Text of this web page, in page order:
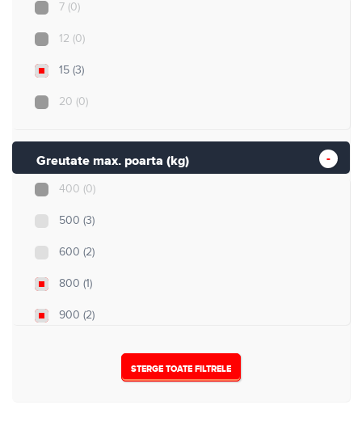
7 (0)
12 (0)
15 (3)
20 (0)
Greutate max. poarta (kg)
400 (0)
500 (3)
600 (2)
800 (1)
900 (2)
STERGE TOATE FILTRELE